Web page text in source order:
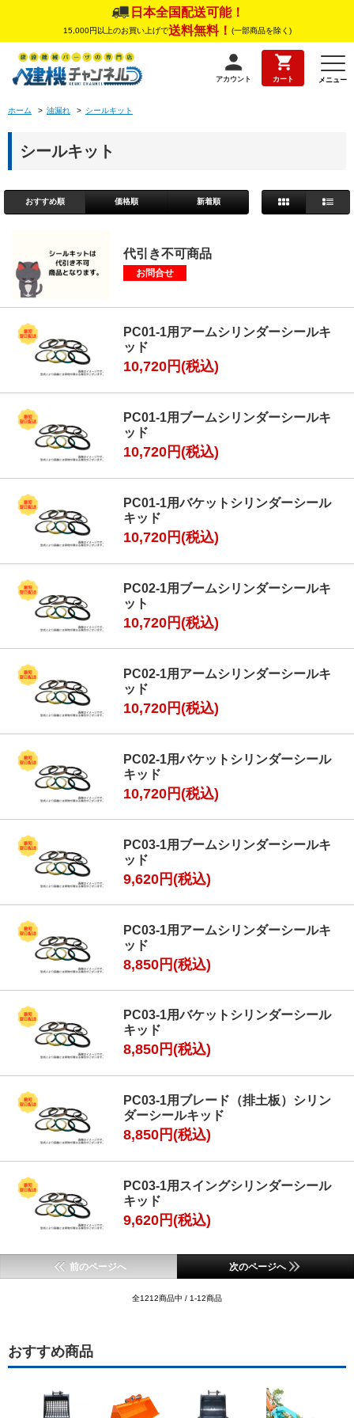
日本全国配送可能！
15,000円以上のお買い上げで送料無料！ (一部商品を除く)
アカウント カート メニュー
ホーム > 油漏れ > シールキット
シールキット
おすすめ順 価格順 新着順
代引き不可商品
お問合せ
PC01-1用アームシリンダーシールキ
ッド
10,720円(税込)
PC01-1用ブームシリンダーシールキ
ッド
10,720円(税込)
PC01-1用バケットシリンダーシール
キッド
10,720円(税込)
PC02-1用ブームシリンダーシールキ
ット
10,720円(税込)
PC02-1用アームシリンダーシールキ
ッド
10,720円(税込)
PC02-1用バケットシリンダーシール
キッド
10,720円(税込)
PC03-1用ブームシリンダーシールキ
ッド
9,620円(税込)
PC03-1用アームシリンダーシールキ
ッド
8,850円(税込)
PC03-1用バケットシリンダーシール
キッド
8,850円(税込)
PC03-1用ブレード（排土板）シリン
ダーシールキッド
8,850円(税込)
PC03-1用スイングシリンダーシール
キッド
9,620円(税込)
前のページへ 次のページへ
全1212商品中 / 1-12商品
おすすめ商品